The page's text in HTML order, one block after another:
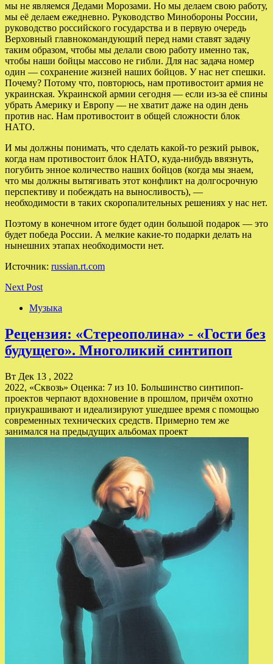
мы не являемся Дедами Морозами. Но мы делаем свою работу,
мы её делаем ежедневно. Руководство Минобороны России,
руководство российского государства и в первую очередь
Верховный главнокомандующий перед нами ставят задачу
таким образом, чтобы мы делали свою работу именно так,
чтобы наши бойцы массово не гибли. Для нас задача номер
один — сохранение жизней наших бойцов. У нас нет спешки.
Почему? Потому что, повторюсь, нам противостоит армия не
украинская. Украинской армии сегодня — если из-за её спины
убрать Америку и Европу — не хватит даже на один день
против нас. Нам противостоит в общей сложности блок
НАТО.
И мы должны понимать, что сделать какой-то резкий рывок,
когда нам противостоит блок НАТО, куда-нибудь ввязнуть,
погубить энное количество наших бойцов (когда мы знаем,
что мы должны вытягивать этот конфликт на долгосрочную
перспективу и побеждать на выносливость), —
необходимости в таких скоропалительных решениях у нас нет.
Поэтому в конечном итоге будет один большой подарок — это
будет победа России. А мелкие какие-то подарки делать на
нынешних этапах необходимости нет.
Источник: russian.rt.com
Next Post
Музыка
Рецензия: «Стереополина» - «Гости без
будущего». Многоликий синтипоп
Вт Дек 13 , 2022
2022, «Сквозь» Оценка: 7 из 10. Большинство синтипоп-
проектов черпают вдохновение в прошлом, причём охотно
приукрашивают и идеализируют ушедшее время с помощью
современных технических средств. Примерно тем же
занимался на предыдущих альбомах проект